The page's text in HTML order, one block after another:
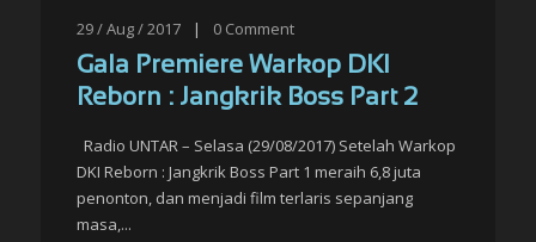
29 / Aug / 2017 | 0 Comment
Gala Premiere Warkop DKI
Reborn : Jangkrik Boss Part 2
Radio UNTAR – Selasa (29/08/2017) Setelah Warkop
DKI Reborn : Jangkrik Boss Part 1 meraih 6,8 juta
penonton, dan menjadi film terlaris sepanjang
masa,...